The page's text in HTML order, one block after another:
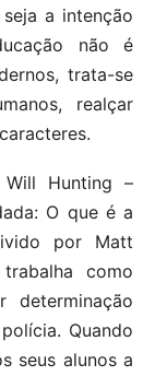
a intenção
não é
trata-se
realçar
Will Hunting –
O que é a
por Matt
como
determinação
Quando
seus alunos a